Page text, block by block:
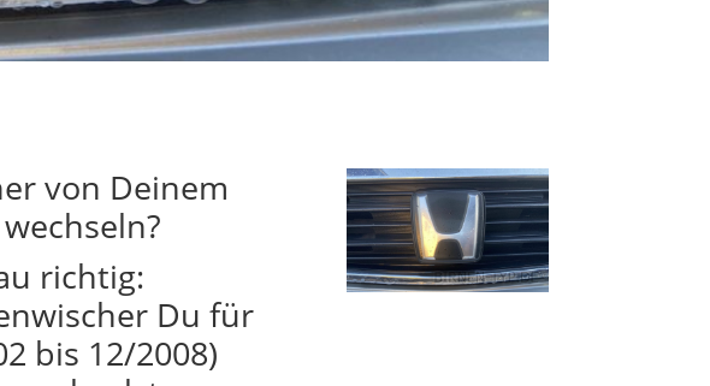
von Deinem
richtig:
Du für
bis 12/2008)